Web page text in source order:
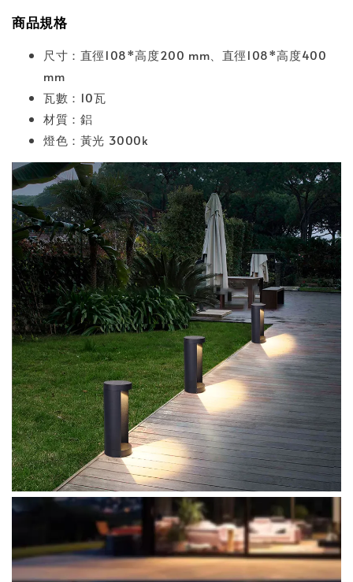
商品規格
尺寸：直徑108*高度200 mm、直徑108*高度400
mm
瓦數：10瓦
材質：鋁
燈色：黃光 3000k